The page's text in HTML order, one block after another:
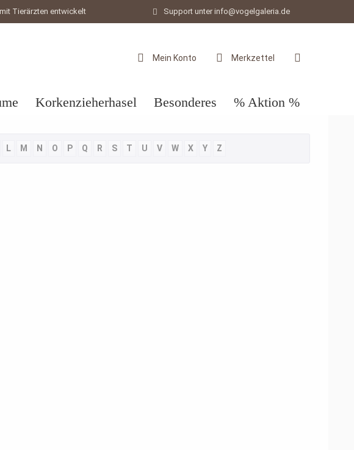
Tierärzten entwickelt Support unter info@vogelgaleria.de
Merkzettel
Mein Konto
Korkenzieherhasel Besonderes % Aktion %
L M N O P Q R S T U V W X Y Z